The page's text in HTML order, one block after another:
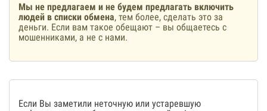
Мы не предлагаем и не будем предлагать включить
людей в списки обмена, тем более, сделать это за
деньги. Если вам такое обещают – вы общаетесь с
мошенниками, а не с нами.
Если Вы заметили неточную или устаревшую